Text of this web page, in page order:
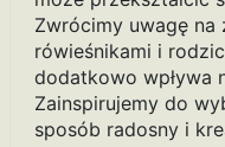
Zwrócimy uwagę na
rówieśnikami i
dodatkowo wpływa
Zainspirujemy do
sposób radosny i